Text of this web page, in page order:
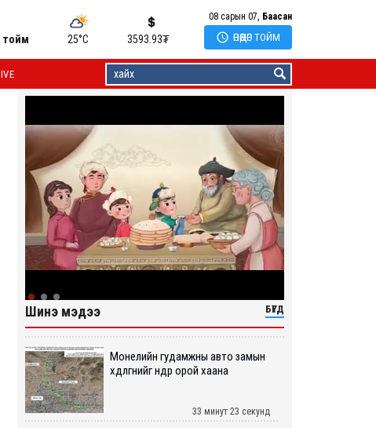
тойм 25°C 3593.93₮
08 сарын 07, Баасан
 ӨНӨӨДӨР ТОЙМ
Шинэ мэдээ БҮГД
Монелийн гудамжны авто замын
хөдөлгөөнийг өнөөдөр орой хаана
33 минут 23 секунд